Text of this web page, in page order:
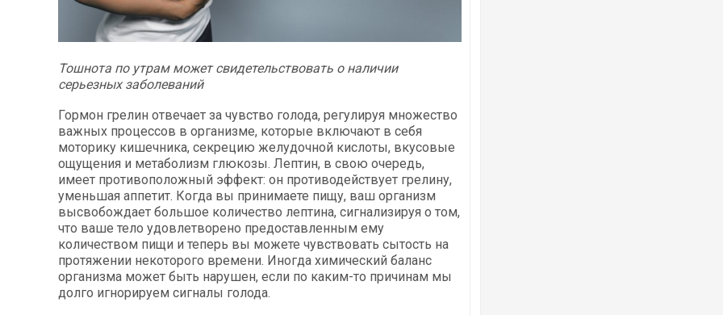
Тошнота по утрам может свидетельствовать о наличии
серьезных заболеваний
Гормон грелин отвечает за чувство голода, регулируя множество
важных процессов в организме, которые включают в себя
моторику кишечника, секрецию желудочной кислоты, вкусовые
ощущения и метаболизм глюкозы. Лептин, в свою очередь,
имеет противоположный эффект: он противодействует грелину,
уменьшая аппетит. Когда вы принимаете пищу, ваш организм
высвобождает большое количество лептина, сигнализируя о том,
что ваше тело удовлетворено предоставленным ему
количеством пищи и теперь вы можете чувствовать сытость на
протяжении некоторого времени. Иногда химический баланс
организма может быть нарушен, если по каким-то причинам мы
долго игнорируем сигналы голода.